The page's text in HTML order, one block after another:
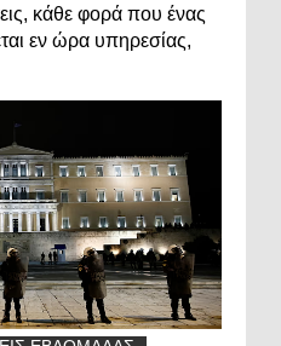
κάθε φορά που ένας
εν ώρα υπηρεσίας,